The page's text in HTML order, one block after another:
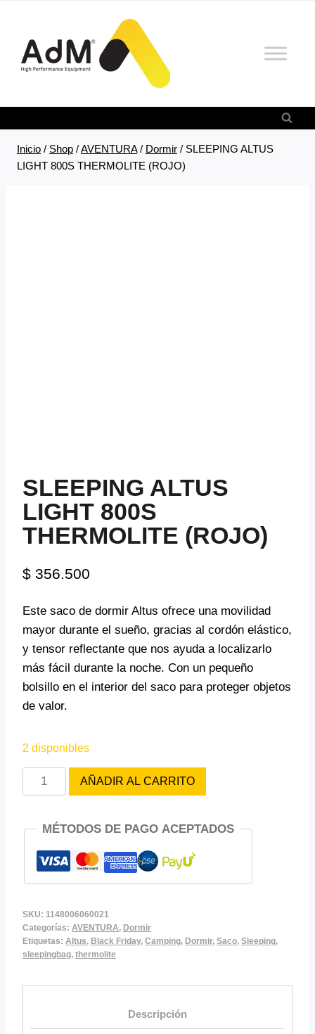
contenido
Inicio / Shop /AVENTURA / Dormir / SLEEPING ALTUS
LIGHT 800S THERMOLITE (ROJO)
SLEEPING ALTUS
LIGHT 800S
THERMOLITE (ROJO)
$ 356.500
Este saco de dormir Altus ofrece una movilidad
mayor durante el sueño, gracias al cordón elástico,
y tensor reflectante que nos ayuda a localizarlo
más fácil durante la noche. Con un pequeño
bolsillo en el interior del saco para proteger objetos
de valor.
2 disponibles
SLEEPING
ALTUS
800S
THERMOLITE
(ROJO)
AÑADIR AL CARRITO
MÉTODOS DE PAGO ACEPTADOS
SKU: 1148006060021
Categorías: AVENTURA, Dormir
Etiquetas: Altus, Black Friday, Camping, Dormir, Saco, Sleeping,
sleepingbag, thermolite
Descripción